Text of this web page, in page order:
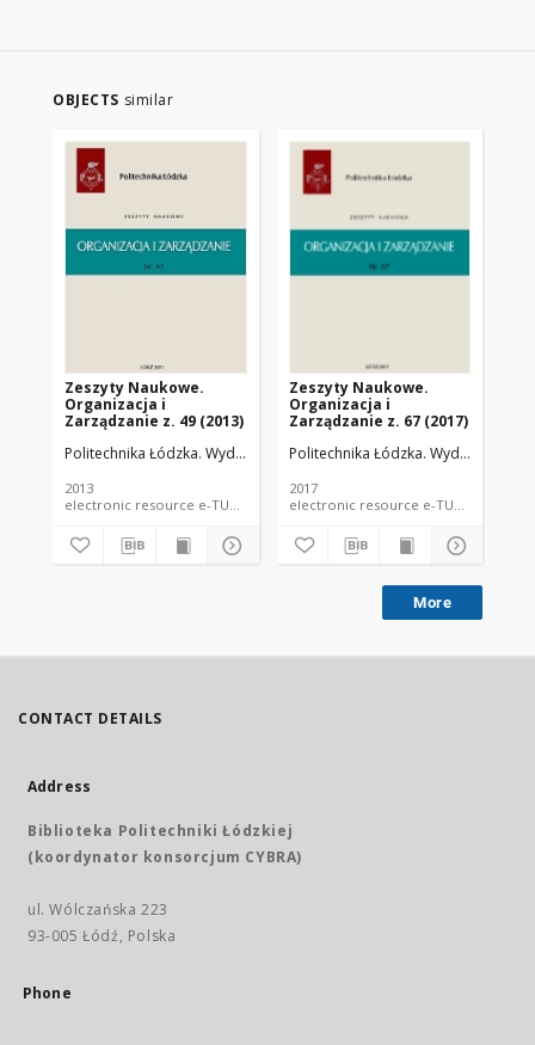
OBJECTS similar
Zeszyty Naukowe.
Organizacja i
Zarządzanie z. 49 (2013)
Politechnika Łódzka. Wydział Organizacji i Zarządzania.
2013
electronic resource e-TUL scientific bulletin
Zeszyty Naukowe.
Organizacja i
Zarządzanie z. 67 (2017)
Politechnika Łódzka. Wydział
2017
electronic resource e-TUL
More
CONTACT DETAILS
Address
Biblioteka Politechniki Łódzkiej
(koordynator konsorcjum CYBRA)
ul. Wólczańska 223
93-005 Łódź, Polska
Phone